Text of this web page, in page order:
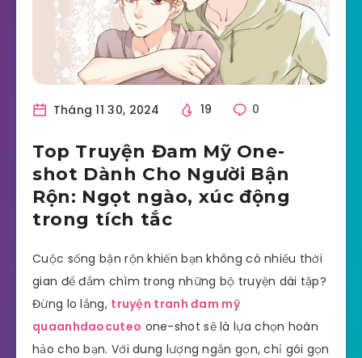
Tháng 11 30, 2024 19 0
Top Truyện Đam Mỹ One-
shot Dành Cho Người Bận
Rộn: Ngọt ngào, xúc động
trong tích tắc
Cuộc sống bận rộn khiến bạn không có nhiều thời
gian để đắm chìm trong những bộ truyện dài tập?
Đừng lo lắng, truyện tranh đam mỹ
quaanhdaocuteo one-shot sẽ là lựa chọn hoàn
hảo cho bạn. Với dung lượng ngắn gọn, chỉ gói gọn